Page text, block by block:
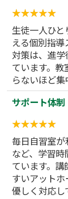
生徒一人ひ
える個別指
対策は、進
ています。
らないほど集
サポート体制
毎日自習室
など、学習
ています。
すいアット
優しく対応し